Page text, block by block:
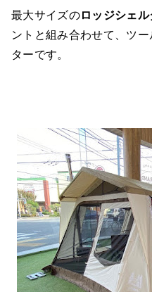
最大サイズのロッジシェル
ントと組み合わせて、ツ
ターです。